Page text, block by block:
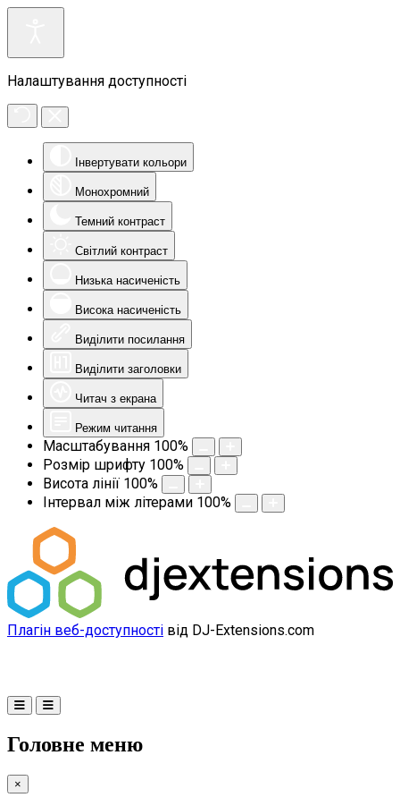
Налаштування доступності
Інвертувати кольори
Монохромний
Темний контраст
Світлий контраст
Низька насиченість
Висока насиченість
Виділити посилання
Виділити заголовки
Читач з екрана
Режим читання
Масштабування 100%
Розмір шрифту 100%
Висота лінії 100%
Інтервал між літерами 100%
Плагін веб-доступності від DJ-Extensions.com
Головне меню
×